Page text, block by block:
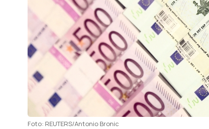
Foto: REUTERS/Antonio Bronic